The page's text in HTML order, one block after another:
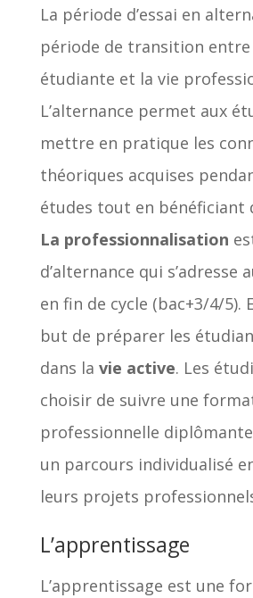
La période d’essai en
période de transition entre
étudiante et la vie
L’alternance permet aux
mettre en pratique les
théoriques acquises
études tout en bénéficiant
La professionnalisation
d’alternance qui s’adresse
en fin de cycle (bac+3/4/5).
but de préparer les
dans la vie active. Les
choisir de suivre une
professionnelle
un parcours individualisé
leurs projets
L’apprentissage
L’apprentissage est une